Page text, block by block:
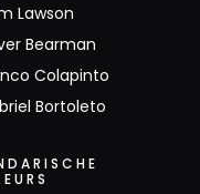
Lawson
Bearman
Colapinto
Bortoleto